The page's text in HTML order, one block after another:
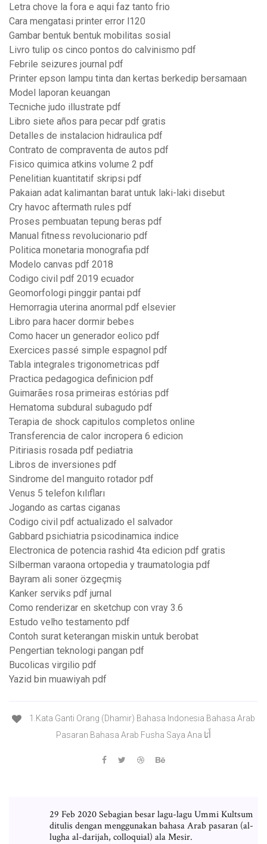
Letra chove la fora e aqui faz tanto frio
Cara mengatasi printer error l120
Gambar bentuk bentuk mobilitas sosial
Livro tulip os cinco pontos do calvinismo pdf
Febrile seizures journal pdf
Printer epson lampu tinta dan kertas berkedip bersamaan
Model laporan keuangan
Tecniche judo illustrate pdf
Libro siete años para pecar pdf gratis
Detalles de instalacion hidraulica pdf
Contrato de compraventa de autos pdf
Fisico quimica atkins volume 2 pdf
Penelitian kuantitatif skripsi pdf
Pakaian adat kalimantan barat untuk laki-laki disebut
Cry havoc aftermath rules pdf
Proses pembuatan tepung beras pdf
Manual fitness revolucionario pdf
Politica monetaria monografia pdf
Modelo canvas pdf 2018
Codigo civil pdf 2019 ecuador
Geomorfologi pinggir pantai pdf
Hemorragia uterina anormal pdf elsevier
Libro para hacer dormir bebes
Como hacer un generador eolico pdf
Exercices passé simple espagnol pdf
Tabla integrales trigonometricas pdf
Practica pedagogica definicion pdf
Guimarães rosa primeiras estórias pdf
Hematoma subdural subagudo pdf
Terapia de shock capitulos completos online
Transferencia de calor incropera 6 edicion
Pitiriasis rosada pdf pediatria
Libros de inversiones pdf
Sindrome del manguito rotador pdf
Venus 5 telefon kılıfları
Jogando as cartas ciganas
Codigo civil pdf actualizado el salvador
Gabbard psichiatria psicodinamica indice
Electronica de potencia rashid 4ta edicion pdf gratis
Silberman varaona ortopedia y traumatologia pdf
Bayram ali soner özgeçmiş
Kanker serviks pdf jurnal
Como renderizar en sketchup con vray 3.6
Estudo velho testamento pdf
Contoh surat keterangan miskin untuk berobat
Pengertian teknologi pangan pdf
Bucolicas virgilio pdf
Yazid bin muawiyah pdf
1.Kata Ganti Orang (Dhamir) Bahasa Indonesia Bahasa Arab
Pasaran Bahasa Arab Fusha Saya Ana أَنَا
29 Feb 2020 Sebagian besar lagu-lagu Ummi Kultsum
ditulis dengan menggunakan bahasa Arab pasaran (al-
lugha al-darijah, colloquial) ala Mesir.